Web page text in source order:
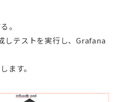
。
テストを実行し、Grafana
ます。